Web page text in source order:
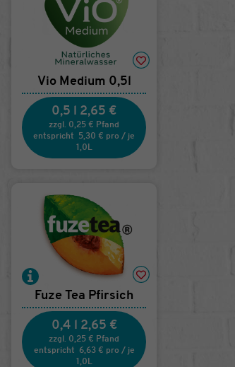
Vio Medium 0,5l
0,5 l 2,65 €
zzgl. 0,25 € Pfand
entspricht 5,30 € pro / je
1,0L
Fuze Tea Pfirsich
0,4 l 2,65 €
zzgl. 0,25 € Pfand
entspricht 6,63 € pro / je
1,0L